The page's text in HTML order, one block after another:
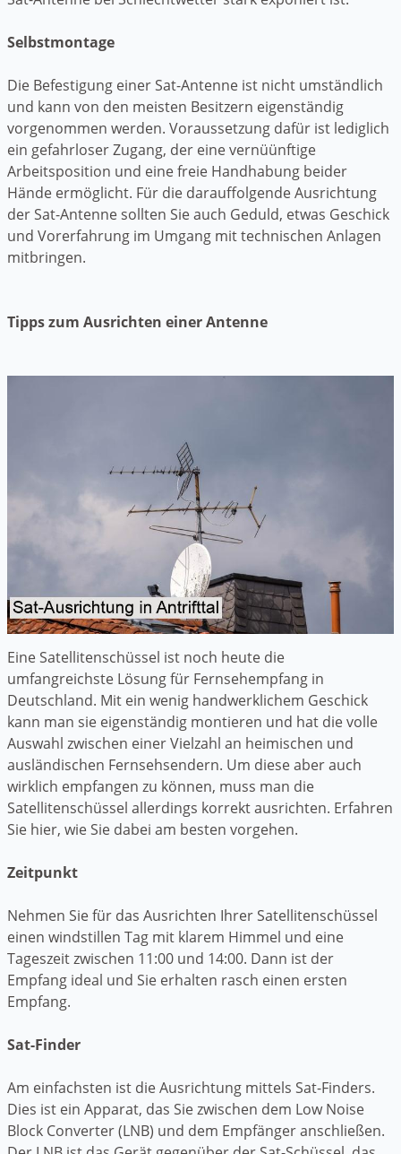
Selbstmontage
Die Befestigung einer Sat-Antenne ist nicht umständlich
und kann von den meisten Besitzern eigenständig
vorgenommen werden. Voraussetzung dafür ist lediglich
ein gefahrloser Zugang, der eine vernüünftige
Arbeitsposition und eine freie Handhabung beider
Hände ermöglicht. Für die darauffolgende Ausrichtung
der Sat-Antenne sollten Sie auch Geduld, etwas Geschick
und Vorerfahrung im Umgang mit technischen Anlagen
mitbringen.
Tipps zum Ausrichten einer Antenne
Eine Satellitenschüssel ist noch heute die
umfangreichste Lösung für Fernsehempfang in
Deutschland. Mit ein wenig handwerklichem Geschick
kann man sie eigenständig montieren und hat die volle
Auswahl zwischen einer Vielzahl an heimischen und
ausländischen Fernsehsendern. Um diese aber auch
wirklich empfangen zu können, muss man die
Satellitenschüssel allerdings korrekt ausrichten. Erfahren
Sie hier, wie Sie dabei am besten vorgehen.
Zeitpunkt
Nehmen Sie für das Ausrichten Ihrer Satellitenschüssel
einen windstillen Tag mit klarem Himmel und eine
Tageszeit zwischen 11:00 und 14:00. Dann ist der
Empfang ideal und Sie erhalten rasch einen ersten
Empfang.
Sat-Finder
Am einfachsten ist die Ausrichtung mittels Sat-Finders.
Dies ist ein Apparat, das Sie zwischen dem Low Noise
Block Converter (LNB) und dem Empfänger anschließen.